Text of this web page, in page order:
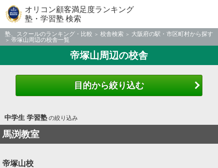
オリコン顧客満足度ランキング
塾・学習塾 検索
塾、スクールのランキング・比較 校舎検索
大阪府の駅・市区町村から探す
帝塚山周辺の校舎一覧
帝塚山周辺の校舎
目的から絞り込む
中学生 学習塾の絞り込み
馬渕教室
帝塚山校